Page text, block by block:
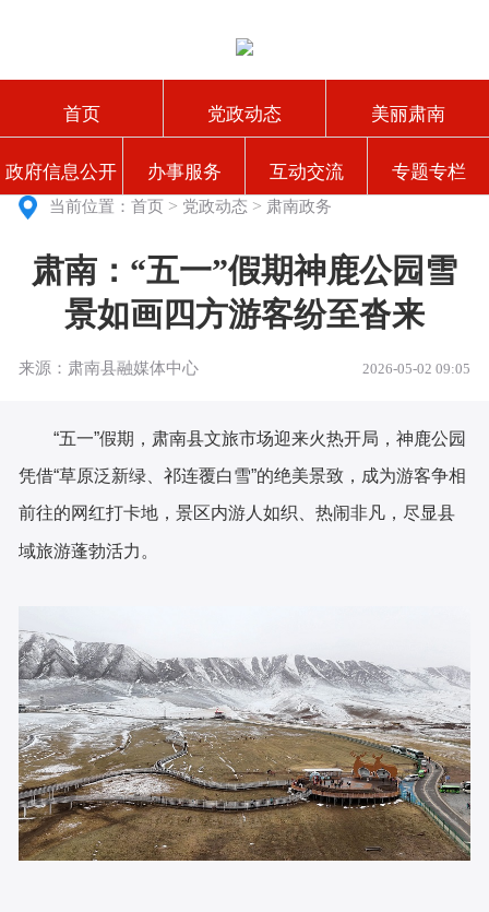
首页 党政动态 美丽肃南
政府信息公开 办事服务 互动交流 专题专栏
当前位置：首页 > 党政动态 > 肃南政务
肃南：“五一”假期神鹿公园雪
景如画四方游客纷至沓来
来源：肃南县融媒体中心 2026-05-02 09:05
“五一”假期，肃南县文旅市场迎来火热开局，神鹿公园
凭借“草原泛新绿、祁连覆白雪”的绝美景致，成为游客争相
前往的网红打卡地，景区内游人如织、热闹非凡，尽显县
域旅游蓬勃活力。